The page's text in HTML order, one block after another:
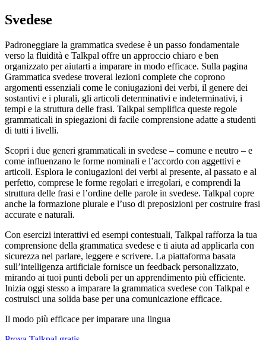
Svedese
Padroneggiare la grammatica svedese è un passo fondamentale
verso la fluidità e Talkpal offre un approccio chiaro e ben
organizzato per aiutarti a imparare in modo efficace. Sulla pagina
Grammatica svedese troverai lezioni complete che coprono
argomenti essenziali come le coniugazioni dei verbi, il genere dei
sostantivi e i plurali, gli articoli determinativi e indeterminativi, i
tempi e la struttura delle frasi. Talkpal semplifica queste regole
grammaticali in spiegazioni di facile comprensione adatte a studenti
di tutti i livelli.
Scopri i due generi grammaticali in svedese – comune e neutro – e
come influenzano le forme nominali e l’accordo con aggettivi e
articoli. Esplora le coniugazioni dei verbi al presente, al passato e al
perfetto, comprese le forme regolari e irregolari, e comprendi la
struttura delle frasi e l’ordine delle parole in svedese. Talkpal copre
anche la formazione plurale e l’uso di preposizioni per costruire frasi
accurate e naturali.
Con esercizi interattivi ed esempi contestuali, Talkpal rafforza la tua
comprensione della grammatica svedese e ti aiuta ad applicarla con
sicurezza nel parlare, leggere e scrivere. La piattaforma basata
sull’intelligenza artificiale fornisce un feedback personalizzato,
mirando ai tuoi punti deboli per un apprendimento più efficiente.
Inizia oggi stesso a imparare la grammatica svedese con Talkpal e
costruisci una solida base per una comunicazione efficace.
Il modo più efficace per imparare una lingua